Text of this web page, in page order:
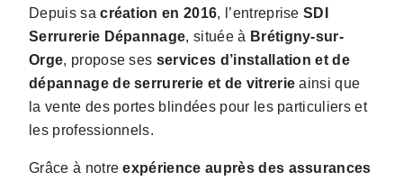
Depuis sacréation en 2016, l’entrepriseSDI
Serrurerie Dépannage, située à Brétigny-sur-
Orge, propose ses services d’installation et de
dépannage de serrurerie et de vitrerie ainsi que
la vente des portes blindées pour les particuliers et
les professionnels.
Grâce à notre expérience auprès des assurances